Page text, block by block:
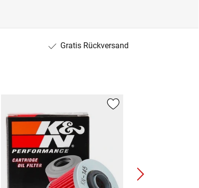
Gratis Rückversand